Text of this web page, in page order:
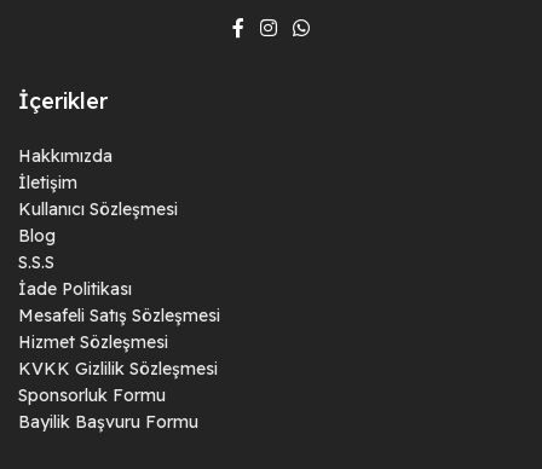
İçerikler
Hakkımızda
İletişim
Kullanıcı Sözleşmesi
Blog
S.S.S
İade Politikası
Mesafeli Satış Sözleşmesi
Hizmet Sözleşmesi
KVKK Gizlilik Sözleşmesi
Sponsorluk Formu
Bayilik Başvuru Formu